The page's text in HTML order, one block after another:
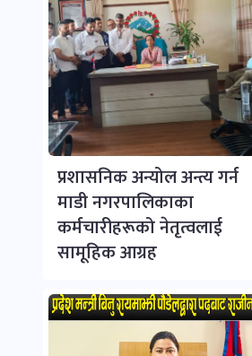
प्रशासनिक अन्योल अन्त्य गर्न
माडी नगरपालिकाका
कर्मचारीहरूको नेतृत्वलाई
सामूहिक आग्रह